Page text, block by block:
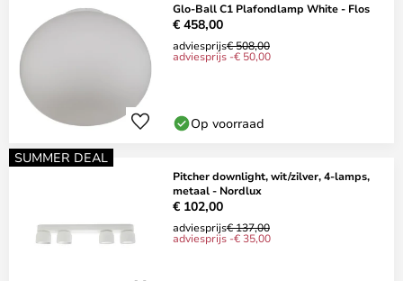
Glo-Ball C1 Plafondlamp White - Flos
€ 458,00
adviesprijs€ 508,00
adviesprijs -€ 50,00
Op voorraad
SUMMER DEAL
Pitcher downlight, wit/zilver, 4-lamps,
metaal - Nordlux
€ 102,00
adviesprijs€ 137,00
adviesprijs -€ 35,00